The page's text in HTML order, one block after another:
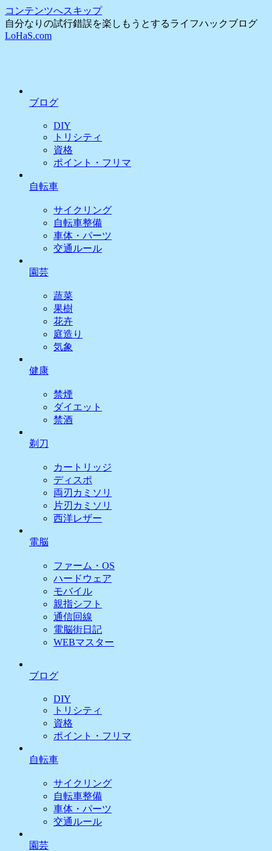
コンテンツへスキップ
自分なりの試行錯誤を楽しもうとするライフハックブログ
LoHaS.com
ブログ
DIY
トリシティ
資格
ポイント・フリマ
自転車
サイクリング
自転車整備
車体・パーツ
交通ルール
園芸
蔬菜
果樹
花卉
庭造り
気象
健康
禁煙
ダイエット
禁酒
剃刀
カートリッジ
ディスポ
両刃カミソリ
片刃カミソリ
西洋レザー
電脳
ファーム・OS
ハードウェア
モバイル
親指シフト
通信回線
電脳街日記
WEBマスター
ブログ
DIY
トリシティ
資格
ポイント・フリマ
自転車
サイクリング
自転車整備
車体・パーツ
交通ルール
園芸